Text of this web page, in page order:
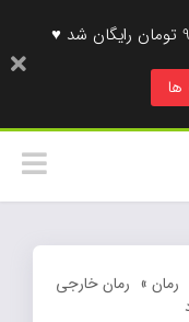
رمان خارجی